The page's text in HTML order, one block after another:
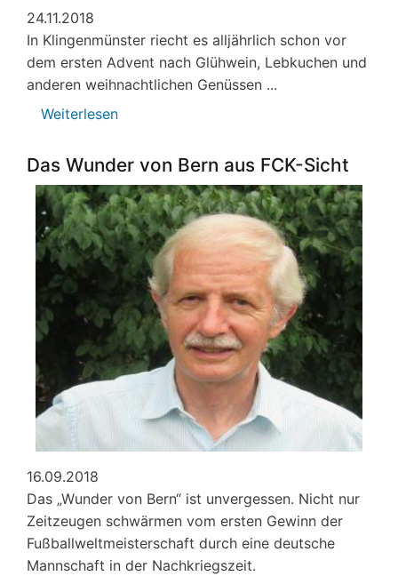
24.11.2018
In Klingenmünster riecht es alljährlich schon vor
dem ersten Advent nach Glühwein, Lebkuchen und
anderen weihnachtlichen Genüssen ...
Weiterlesen
Erlebnistag
Das Wunder von Bern aus FCK-Sicht
16.09.2018
Das „Wunder von Bern“ ist unvergessen. Nicht nur
Zeitzeugen schwärmen vom ersten Gewinn der
Fußballweltmeisterschaft durch eine deutsche
Mannschaft in der Nachkriegszeit.